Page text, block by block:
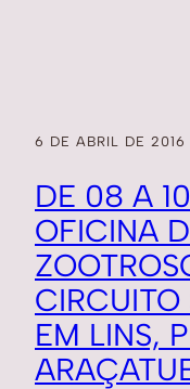
6 DE ABRIL DE 2016
DE 08 A
OFICINA
CIRCUITO
EM LINS,